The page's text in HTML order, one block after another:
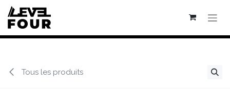
Se rendre au contenu
Tous les produits